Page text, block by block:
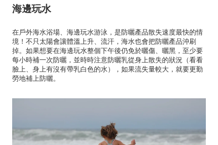
海邊玩水
在戶外海水浴場、海邊玩水游泳，是防曬產品散失速度最快的情
境！不只太陽會讓體溫上升、流汗，海水也會把防曬產品沖刷
掉。如果想要在海邊玩水整個下午後仍免於曬傷、曬黑，至少要
每小時補一次防曬，並時時注意防曬乳從身上散失的狀況（看看
臉上、身上有沒有帶乳白色的水），如果流失量較大，就要更勤
勞地補上防曬。